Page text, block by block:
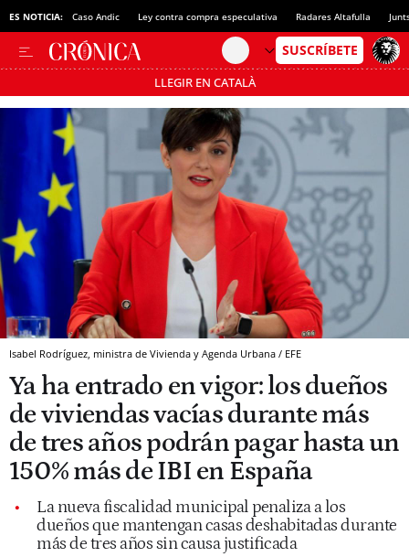
ES NOTICIA: Caso Andic Ley contra compra especulativa Radares Altafulla
LLEGIR EN CATALÀ
Pásate al MODO AHORRO
Isabel Rodríguez, ministra de Vivienda y Agenda Urbana / EFE
Ya ha entrado en vigor: los dueños
de viviendas vacías durante más
de tres años podrán pagar hasta un
150% más de IBI en España
La nueva fiscalidad municipal penaliza a los
dueños que mantengan casas deshabitadas durante
más de tres años sin causa justificada